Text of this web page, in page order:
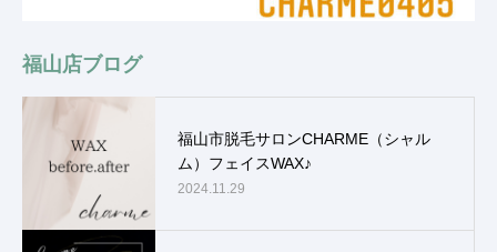
福山店ブログ
福山市脱毛サロンCHARME（シャル
ム）フェイスWAX♪
2024.11.29